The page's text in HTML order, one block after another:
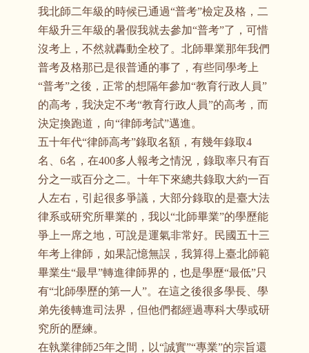
我北師二年級的時候已通過“普考”檢定及格，二
年級升三年級的暑假我就去參加“普考”了，可惜
沒考上，不然就轟動全校了。北師畢業那年我們
普考及格那已是很普通的事了，有些同學考上
“普考”之後，正常的想隔年參加“教育行政人員”
的高考，我決定不考“教育行政人員”的高考，而
決定換跑道，向“律師考試”邁進。
五十年代“律師高考”錄取名額，有幾年錄取4
名、6名，在400多人報考之情況，錄取率只有百
分之一或百分之二。十年下來總共錄取大約一百
人左右，引起很多爭議，大部分錄取的是臺大法
律系或研究所畢業的，我以“北師畢業”的學歷能
爭上一席之地，可說是運氣非常好。民國五十三
年考上律師，如果記憶無誤，我算得上臺北師範
畢業生“最早”轉進律師界的，也是學歷“最低”只
有“北師學歷的第一人”。在這之後很多學長、學
弟先後轉進司法界，但他們都經過專科大學或研
究所的歷練。
在執業律師25年之間，以“誠實”“專業”的宗旨還